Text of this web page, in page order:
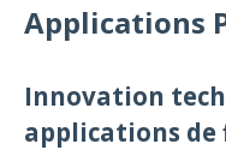
Applications
Innovation
applications de